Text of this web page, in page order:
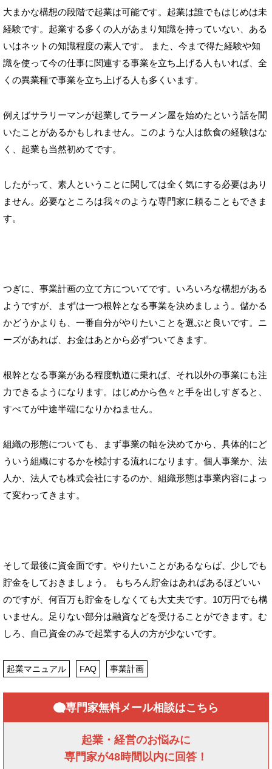
大まかな構想の段階で起業は可能です。起業は誰でもはじめは未
経験です。起業する多くの人があまり知識を持っていない、ある
いはネットの知識程度の素人です。 また、今まで得た経験や知
識を使って今の仕事に関連する事業を立ち上げる人もいれば、全
くの異業種で事業を立ち上げる人も多くいます。
例えばサラリーマンが起業してラーメン屋を始めたという話を聞
いたことがあるかもしれません。このような人は飲食の経験はな
く、起業も当然初めてです。
したがって、素人ということに関しては全く気にする必要はあり
ません。必要なところは我々のような専門家に頼ることもできま
す。
つぎに、事業計画の立て方についてです。いろいろな構想がある
ようですが、まずは一つ根幹となる事業を決めましょう。儲かる
かどうかよりも、一番自分がやりたいことを選ぶと良いです。ニ
ーズがあれば、お金はあとから必ずついてきます。
根幹となる事業がある程度軌道に乗れば、それ以外の事業にも注
力できるようになります。はじめから色々と手を出しすぎると、
すべてが中途半端になりかねません。
組織の形態についても、まず事業の軸を決めてから、具体的にど
ういう組織にするかを検討する流れになります。個人事業か、法
人か、法人でも株式会社にするのか、組織形態は事業内容によっ
て変わってきます。
そして最後に資金面です。やりたいことがあるならば、少しでも
貯金をしておきましょう。 もちろん貯金はあればあるほどいい
のですが、何百万も貯金をしなくても大丈夫です。10万円でも構
いません。足りない部分は融資などを受けることができます。む
しろ、自己資金のみで起業する人の方が少ないです。
起業マニュアル FAQ 事業計画
専門家無料メール相談はこちら
起業・経営のお悩みに
専門家が48時間以内に回答！